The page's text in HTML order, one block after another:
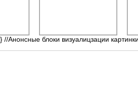
//Анонсные блоки визуалицзации